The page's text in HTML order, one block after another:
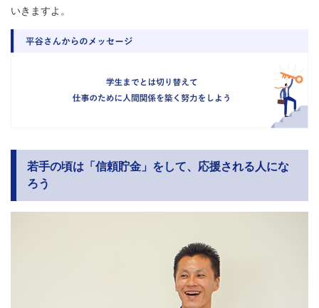
いきますよ。
若手の頃は「信頼貯金」をして、応援される人にな
ろう